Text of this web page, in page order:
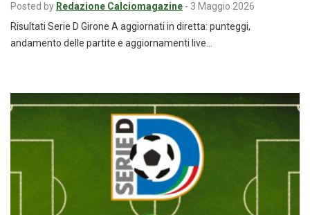
Posted by Redazione Calciomagazine - 3 Maggio 2026
Risultati Serie D Girone A aggiornati in diretta: punteggi,
andamento delle partite e aggiornamenti live…